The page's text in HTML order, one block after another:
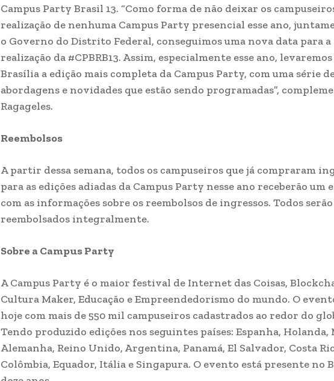
Campus Party Brasil 13. “Como forma de não deixar os
realização de nenhuma Campus Party presencial esse ano,
o Governo do Distrito Federal, conseguimos uma nova data para a
realização da #CPBRB13. Assim, especialmente esse ano,
Brasília a edição mais completa da Campus Party, com uma série
abordagens e novidades que estão sendo programadas”,
Ragageles.
Reembolsos
A partir dessa semana, todos os campuseiros que já compraram
para as edições adiadas da Campus Party nesse ano receberão um
com as informações sobre os reembolsos de ingressos. Todos serão
reembolsados integralmente.
Sobre a Campus Party
A Campus Party é o maior festival de Internet das Coisas,
Cultura Maker, Educação e Empreendedorismo do mundo. O
hoje com mais de 550 mil campuseiros cadastrados ao redor do
Tendo produzido edições nos seguintes países: Espanha, Holanda,
Alemanha, Reino Unido, Argentina, Panamá, El Salvador, Costa
Colômbia, Equador, Itália e Singapura. O evento está presente no